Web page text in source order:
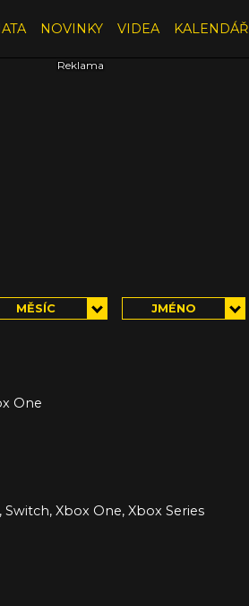
NOVINKY VIDEA KALENDÁŘ
MĚSÍC JMÉNO
One
Switch, Xbox One, Xbox Series